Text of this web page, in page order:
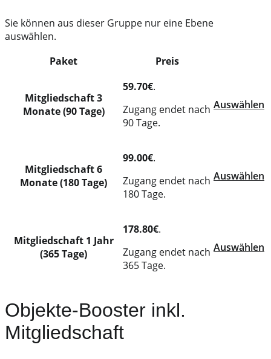
Sie können aus dieser Gruppe nur eine Ebene
auswählen.
Paket
Preis
Mitgliedschaft 3
Monate (90 Tage)
59.70€.
Zugang endet nach
90 Tage.
Auswählen
Mitgliedschaft 6
Monate (180 Tage)
99.00€.
Zugang endet nach
180 Tage.
Auswählen
Mitgliedschaft 1 Jahr
(365 Tage)
178.80€.
Zugang endet nach
365 Tage.
Auswählen
Objekte-Booster inkl.
Mitgliedschaft